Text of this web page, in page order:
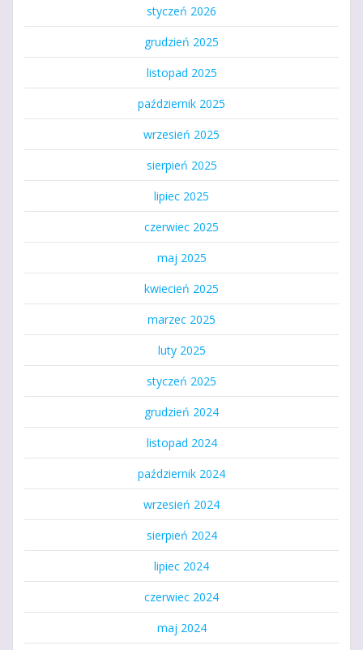
styczeń 2026
grudzień 2025
listopad 2025
październik 2025
wrzesień 2025
sierpień 2025
lipiec 2025
czerwiec 2025
maj 2025
kwiecień 2025
marzec 2025
luty 2025
styczeń 2025
grudzień 2024
listopad 2024
październik 2024
wrzesień 2024
sierpień 2024
lipiec 2024
czerwiec 2024
maj 2024